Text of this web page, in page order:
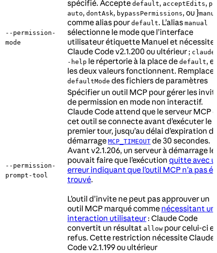
--permission-
mode
spécifié. Accepte default, acceptEdits,
auto, dontAsk, bypassPermissions, ou }
comme alias pour default. L’alias manual
sélectionne le mode que l’interface
utilisateur étiquette Manuel et nécessite
Claude Code v2.1.200 ou ultérieur ;
-help le répertorie à la place de default, et
les deux valeurs fonctionnent. Remplace
defaultMode des fichiers de paramètres
--permission-
prompt-tool
Spécifier un outil MCP pour gérer les
de permission en mode non interactif.
Claude Code attend que le serveur MCP
cet outil se connecte avant d’exécuter le
premier tour, jusqu’au délai d’expiration
démarrage MCP_TIMEOUT de 30 secondes.
Avant v2.1.206, un serveur à démarrage
pouvait faire que l’exécution quitte avec
erreur indiquant que l’outil MCP n’a pas
trouvé.
L’outil d’invite ne peut pas approuver un
outil MCP marqué comme nécessitant
interaction utilisateur : Claude Code
convertit un résultat allow pour celui-ci
refus. Cette restriction nécessite Claude
Code v2.1.199 ou ultérieur